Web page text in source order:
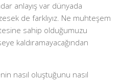
anlayış var dünyada
de farklıyız. Ne muhteşem
sahip olduğumuzu
kaldıramayacağından
nasıl oluştuğunu nasıl